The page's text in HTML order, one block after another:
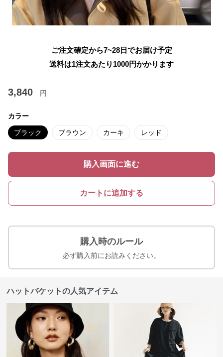
ご注文確定から7~28日でお届け予定
送料は1注文あたり 1000円かかります
3,840 円
カラー
ブラック ブラウン カーキ レッド
購入画面に進む
カートに追加する
購入時のルール
必ず購入前にお読みください。
ハットバケットの人気アイテム